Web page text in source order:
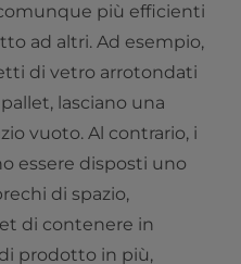
più efficienti
ad altri. Ad esempio,
di vetro arrotondati
lasciano una
vuoto. Al contrario, i
essere disposti uno
di spazio,
di contenere in
prodotto in più,